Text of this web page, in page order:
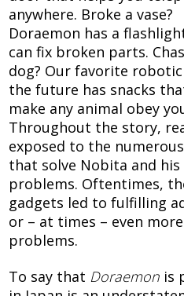
anywhere. Broke a vase?
Doraemon has a
can fix broken parts.
dog? Our favorite
the future has snacks
make any animal obey
Throughout the story,
exposed to the
that solve Nobita and his
problems. Oftentimes,
gadgets led to fulfilling
or – at times – even more
problems.
To say that Doraemon is